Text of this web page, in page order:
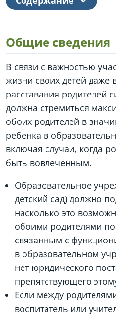
Общие сведения
В связи с важностью
жизни своих детей даже
расставания родителей
должна стремиться
обоих родителей в
ребенка в
включая случаи, когда
быть вовлеченным.
Образовательное
детский сад) должно
насколько это
обоими родителями
связанным с
в образовательном
нет юридического
препятствующего
Если между
воспитатель или